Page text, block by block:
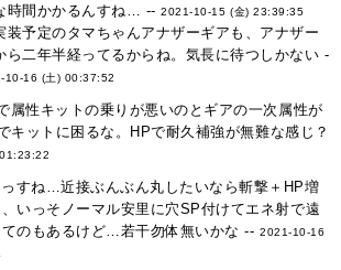
時間かかるんすね… --2021-10-15 (金) 23:39:35
装予定のタマちゃんアナザーギアも、アナザー
ら二年半経ってるからね。気長に待つしかない -
10-16 (土) 00:37:52
属性キットの乗りが悪いのとギアの一次属性が
キットに困るな。HPで耐久補強が無難な感じ？
すね…近接ぶんぶん丸したいなら斬撃＋HP増
いっそノーマル安里に穴SP付けてエネ射で遠
てのもあるけど…若干勿体無いかな -- 2021-10-16